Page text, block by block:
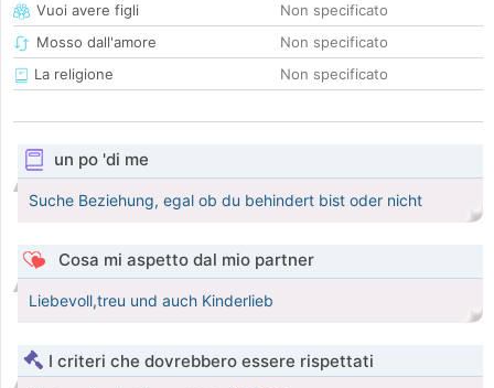
Vuoi avere figli
Non specificato
Mosso dall'amore
Non specificato
La religione
Non specificato
un po 'di me
Suche Beziehung, egal ob du behindert bist oder nicht
Cosa mi aspetto dal mio partner
Liebevoll,treu und auch Kinderlieb
I criteri che dovrebbero essere rispettati